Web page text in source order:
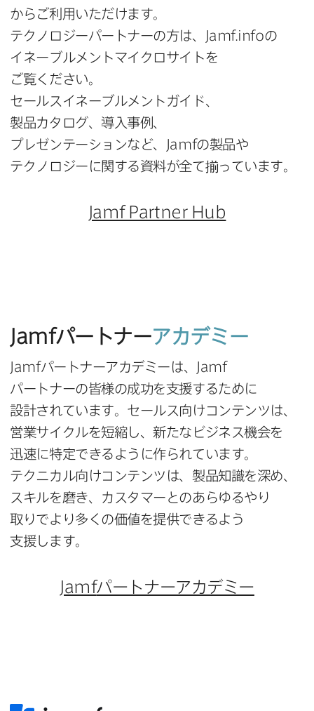
から​ご利用いただけます。​
テクノロジーパートナーの​方は、
Jamf. infoの​
イネーブルメントマイクロサイトを​
ご覧ください。​
セールスイネーブルメントガイド、​
製品カタログ、​導入事例、​
プレゼンテーションなど、
Jamfの​製品や​
テクノロジーに​関する​資料が​全て​揃っています。
Jamf Partner Hub
Jamfパートナーアカデミー
Jamfパートナーアカデミーは、
Jamf
パートナーの​皆様の​成功を​支援する​ために​
設計されています。​セールス向けコンテンツは、​
営業サイクルを​短縮し、​新たな​ビジネス機会を​
迅速に​特定できるように​作られています。​
テクニカル向けコンテンツは、​製品知識を​深め、​
スキルを​磨き、​カスタマーとの​あらゆる​やり​
取りでより​多くの​価値を​提供できるよう​
支援します。
Jamfパートナーアカデミー